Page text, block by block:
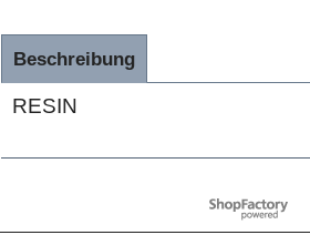
Beschreibung
RESIN
WebShop erstellt mit
ShopFactory Shop